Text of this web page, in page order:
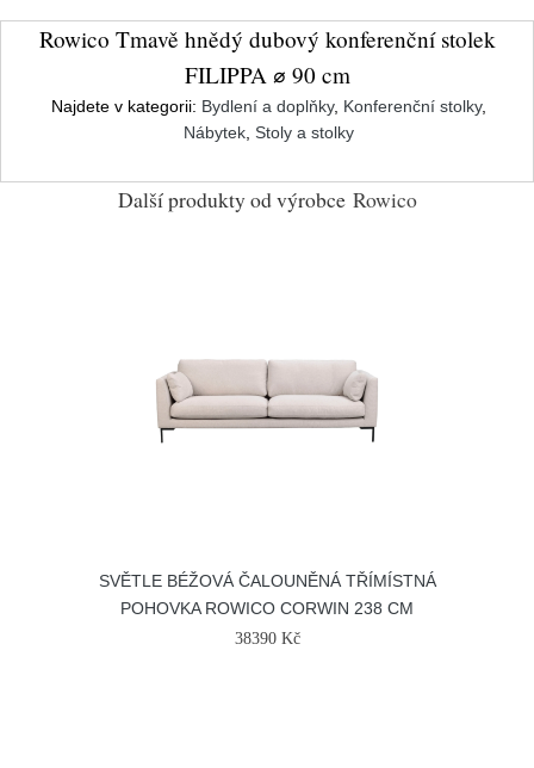
Rowico Tmavě hnědý dubový konferenční stolek
FILIPPA ⌀ 90 cm
Najdete v kategorii: Bydlení a doplňky, Konferenční stolky,
Nábytek, Stoly a stolky
Další produkty od výrobce Rowico
SVĚTLE BÉŽOVÁ ČALOUNĚNÁ TŘÍMÍSTNÁ
POHOVKA ROWICO CORWIN 238 CM
38390 Kč